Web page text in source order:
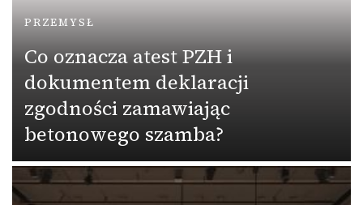
PRZEMYSŁ
Co oznacza atest PZH i
dokumentem deklaracji
zgodności zamawiając
betonowego szamba?